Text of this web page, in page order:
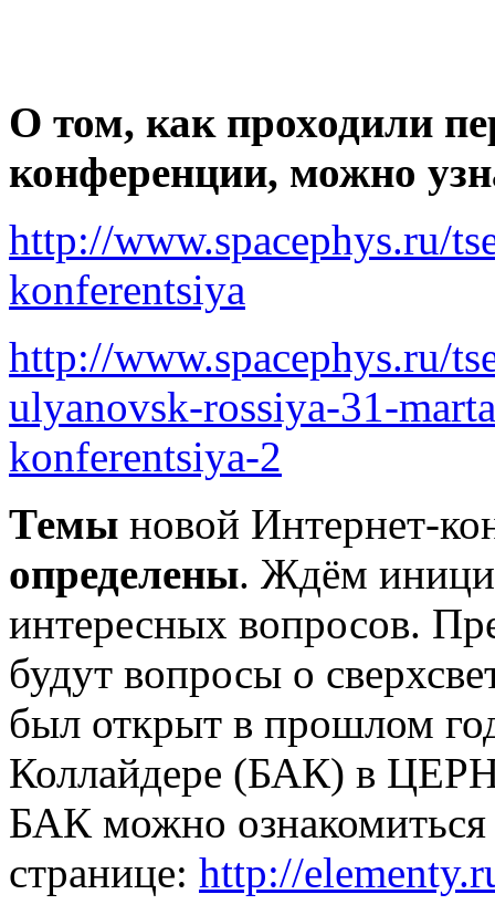
О том, как проходили
конференции, можно
http://www.spacephys.ru/
konferentsiya
http://www.spacephys.ru/
ulyanovsk-rossiya-31-
konferentsiya-2
Темы новой Интернет-
определены. Ждём
интересных вопросов.
будут вопросы о
был открыт в прошлом
Коллайдере (БАК) в
БАК можно ознакомиться
странице: http://